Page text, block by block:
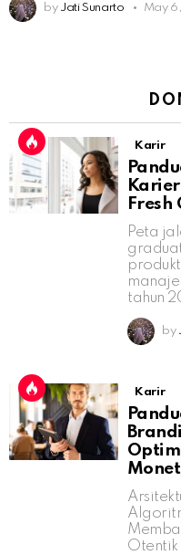
by Jati Sunarto May
Karir
Peta
tahun
by
Karir
Otentik